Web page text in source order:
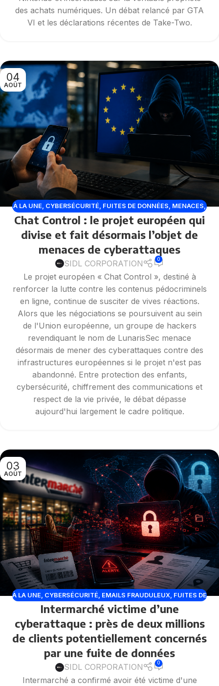
des achats numériques. Un débat relancé par GTA
VI et les déclarations récentes de Take-Two.
04
AOÛT
À LA UNE, CYBERSÉCURITÉ, FUITES DE DONNÉES, MENACES,
VULNÉRABILITÉ
Chat Control : le projet européen qui
divise et fait désormais l’objet de
menaces de cyberattaques
SIDL CORPORATION 0
Le projet européen « Chat Control », destiné à
renforcer la lutte contre les contenus pédocriminels
en ligne, continue de susciter de vives réactions.
Alors que les négociations se poursuivent au sein
de l'Union européenne, un groupe de hackers
revendiquant le nom de LunarisSec menace
désormais de mener des cyberattaques contre des
infrastructures européennes si le projet n'est pas
abandonné. Entre protection des enfants,
cybersécurité, chiffrement des communications et
respect de la vie privée, le débat dépasse
aujourd'hui largement le cadre politique.
03
AOÛT
À LA UNE CYBERSÉCURITÉ EMAILS FRAUDULEUX FUITES DE
DONNÉES , PHISHING
Intermarché victime d’une
cyberattaque : près de deux millions
de clients potentiellement concernés
par une fuite de données
SIDL CORPORATION 0
Intermarché a confirmé avoir été victime d'une